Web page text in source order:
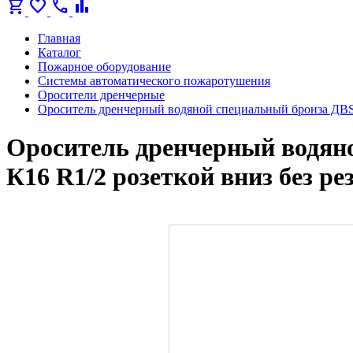
shopping_cart favorite call bar_chart
Главная
Каталог
Пожарное оборудование
Системы автоматического пожаротушения
Оросители дренчерные
Ороситель дренчерный водяной специальный бронза
Ороситель дренчерный
К16 R1/2 розеткой вниз без